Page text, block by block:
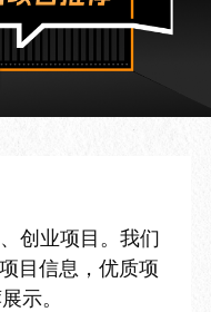
创业项目。我们
目信息，优质项
示。